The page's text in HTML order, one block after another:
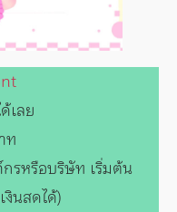
เลย
ท
รหรือบริษัท เริ่มต้น
นสดได้)